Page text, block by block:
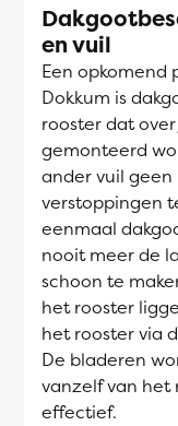
en vuil
Een opkomend
Dokkum is
rooster dat
gemonteerd
ander vuil geen
verstoppingen
eenmaal
nooit meer de
schoon te
het rooster
het rooster via
De bladeren
vanzelf van het
effectief.